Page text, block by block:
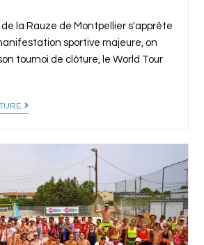
de la Rauze de Montpellier s'apprête
sportive majeure, on
tournoi de clôture, le World Tour